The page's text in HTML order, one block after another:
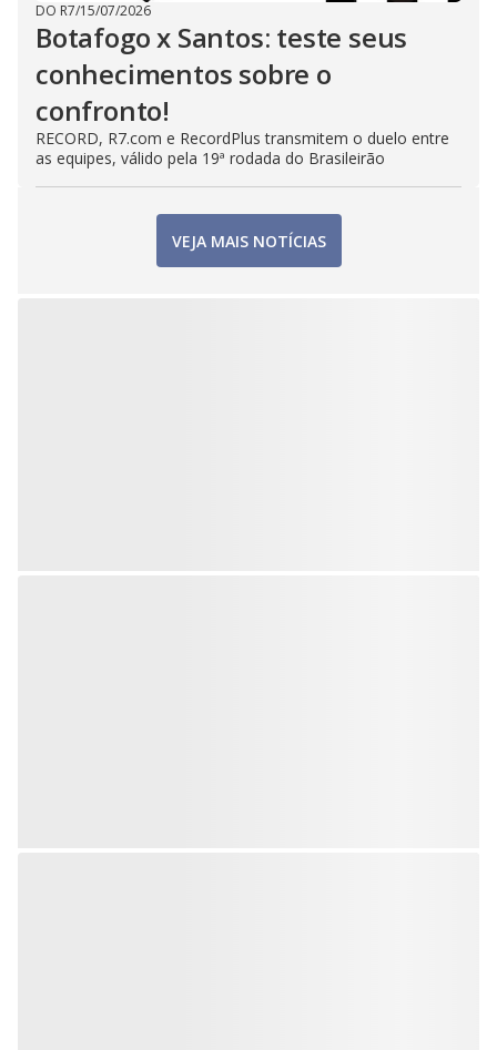
DO R7/15/07/2026
Botafogo x Santos: teste seus
conhecimentos sobre o
confronto!
RECORD, R7.com e RecordPlus transmitem o duelo entre
as equipes, válido pela 19ª rodada do Brasileirão
VEJA MAIS NOTÍCIAS